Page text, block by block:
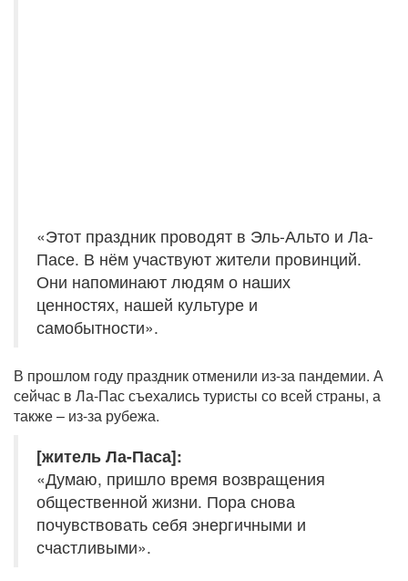
«Этот праздник проводят в Эль-Альто и Ла-
Пасе. В нём участвуют жители провинций.
Они напоминают людям о наших
ценностях, нашей культуре и
самобытности».
В прошлом году праздник отменили из-за пандемии. А
сейчас в Ла-Пас съехались туристы со всей страны, а
также – из-за рубежа.
[житель Ла-Паса]:
«Думаю, пришло время возвращения
общественной жизни. Пора снова
почувствовать себя энергичными и
счастливыми».